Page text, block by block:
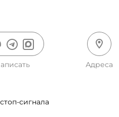
Адреса
сигнала